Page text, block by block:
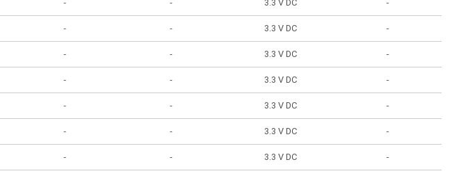
- - 3.3 V DC -
- - 3.3 V DC -
- - 3.3 V DC -
- - 3.3 V DC -
- - 3.3 V DC -
- - 3.3 V DC -
- - 3.3 V DC -